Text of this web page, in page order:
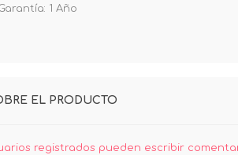
1 Año
EL PRODUCTO
registrados pueden escribir